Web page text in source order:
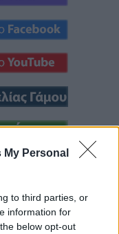
Personal
to third parties, or
information for
below opt-out